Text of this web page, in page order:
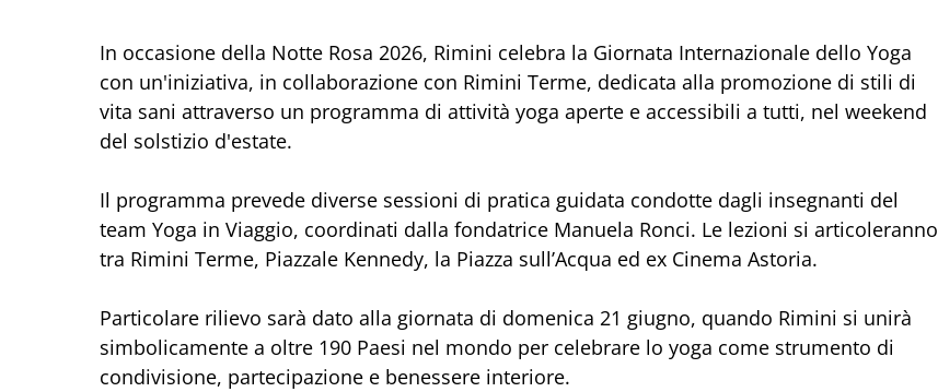
In occasione della Notte Rosa 2026, Rimini celebra la Giornata Internazionale dello Yoga
con un'iniziativa, in collaborazione con Rimini Terme, dedicata alla promozione di stili di
vita sani attraverso un programma di attività yoga aperte e accessibili a tutti, nel weekend
del solstizio d'estate.
Il programma prevede diverse sessioni di pratica guidata condotte dagli insegnanti del
team Yoga in Viaggio, coordinati dalla fondatrice Manuela Ronci. Le lezioni si articoleranno
tra Rimini Terme, Piazzale Kennedy, la Piazza sull’Acqua ed ex Cinema Astoria.
Particolare rilievo sarà dato alla giornata di domenica 21 giugno, quando Rimini si unirà
simbolicamente a oltre 190 Paesi nel mondo per celebrare lo yoga come strumento di
condivisione, partecipazione e benessere interiore.